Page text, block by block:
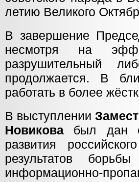
летию Великого
В завершение
несмотря на
разрушительный
продолжается. В
работать в более
В выступлении
Новикова был дан
развития
результатов
информационно-